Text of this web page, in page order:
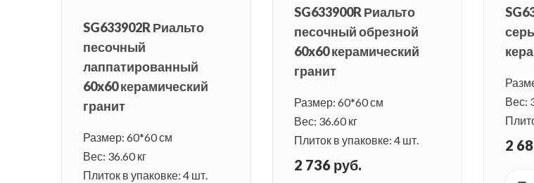
SG633902R Риальто
песочный
лаппатированный
60x60 керамический
гранит
Размер: 60*60 см
Вес: 36.60 кг
Плиток в упаковке: 4 шт.
SG633900R Риальто
песочный обрезной
60x60 керамический
гранит
Размер: 60*60 см
Вес: 36.60 кг
Плиток в упаковке: 4 шт.
2 736 руб.
Вес:
2